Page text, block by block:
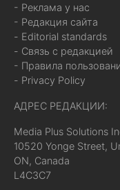
- Реклама у нас
- Редакция сайта
- Editorial standards
- Связь с редакцией
- Правила
- Privacy Policy
АДРЕС РЕДАКЦИИ:
Media Plus Solutions
10520 Yonge Street,
ON, Canada
L4C3C7